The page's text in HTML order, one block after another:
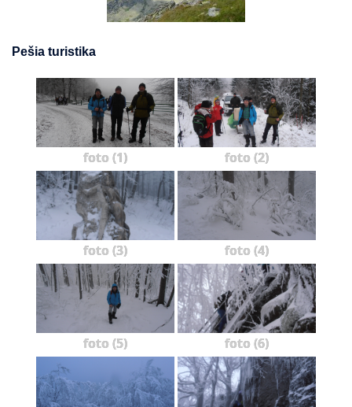
Pešia turistika
foto (1) foto (2)
foto (3) foto (4)
foto (5) foto (6)